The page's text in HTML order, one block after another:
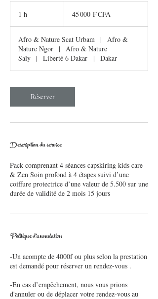
1 h
CFA45 000 F CFA
Afro & Nature Scat Urbam |
Afro &
Nature Ngor
|
Afro & Nature
Saly
| Liberté 6 Dakar | Dakar
Réserver
Description du service
Pack comprenant 4 séances capskiring kids care
& Zen Soin profond à 4 étapes suivi d’une
coiffure protectrice d’une valeur de 5.500 sur une
durée de validité de 2 mois 15 jours
Politique d'annulation
-Un acompte de 4000f ou plus selon la prestation
est demandé pour réserver un rendez-vous .
-En cas d’empêchement, nous vous prions
d'annuler ou de déplacer votre rendez-vous au